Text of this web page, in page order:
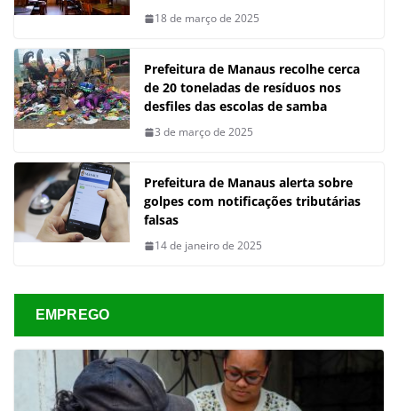
18 de março de 2025
Prefeitura de Manaus recolhe cerca
de 20 toneladas de resíduos nos
desfiles das escolas de samba
3 de março de 2025
Prefeitura de Manaus alerta sobre
golpes com notificações tributárias
falsas
14 de janeiro de 2025
EMPREGO